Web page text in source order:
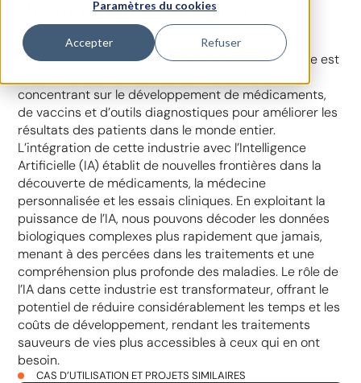
Paramètres du cookies
Accepter Refuser
Révolutionner la santé grâce à
l’IA
L’industrie de la biotechnologie et pharmaceutique est
concentrant sur le développement de médicaments,
de vaccins et d’outils diagnostiques pour améliorer les
résultats des patients dans le monde entier.
L’intégration de cette industrie avec l’Intelligence
Artificielle (IA) établit de nouvelles frontières dans la
découverte de médicaments, la médecine
personnalisée et les essais cliniques. En exploitant la
puissance de l’IA, nous pouvons décoder les données
biologiques complexes plus rapidement que jamais,
menant à des percées dans les traitements et une
compréhension plus profonde des maladies. Le rôle de
l’IA dans cette industrie est transformateur, offrant le
potentiel de réduire considérablement les temps et les
coûts de développement, rendant les traitements
sauveurs de vies plus accessibles à ceux qui en ont
besoin.
CAS D’UTILISATION ET PROJETS SIMILAIRES